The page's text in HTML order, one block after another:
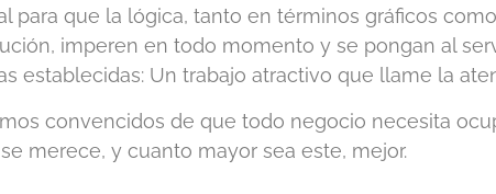
para que la lógica, tanto en términos gráficos
imperen en todo momento y se pongan al
establecidas: Un trabajo atractivo que llame la
convencidos de que todo negocio necesita
merece, y cuanto mayor sea este, mejor.